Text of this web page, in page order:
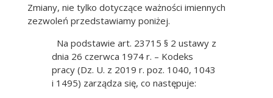
Zmiany, nie tylko dotyczące ważności imiennych
zezwoleń przedstawiamy poniżej.
Na podstawie art. 23715 § 2 ustawy z
dnia 26 czerwca 1974 r. – Kodeks
pracy (Dz. U. z 2019 r. poz. 1040, 1043
i 1495) zarządza się, co następuje: